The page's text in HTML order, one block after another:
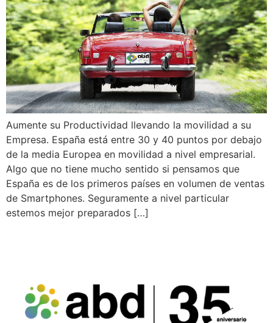
Aumente su Productividad llevando la movilidad a su
Empresa. España está entre 30 y 40 puntos por debajo
de la media Europea en movilidad a nivel empresarial.
Algo que no tiene mucho sentido si pensamos que
España es de los primeros países en volumen de ventas
de Smartphones. Seguramente a nivel particular
estemos mejor preparados […]